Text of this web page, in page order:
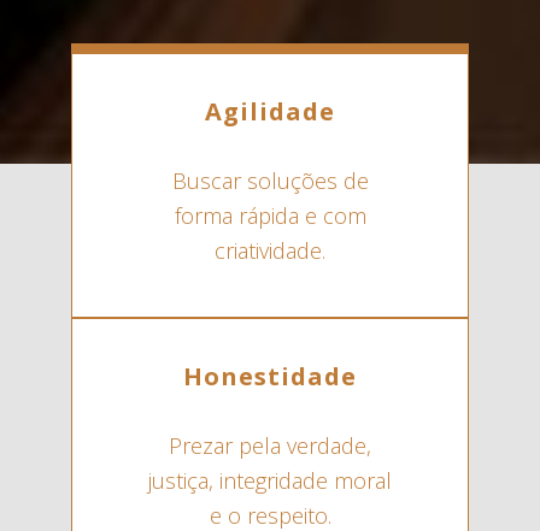
Agilidade
Buscar soluções de
forma rápida e com
criatividade.
Honestidade
Prezar pela verdade,
justiça, integridade moral
e o respeito.